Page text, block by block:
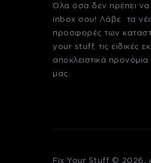
Όλα όσα δεν πρέπει να
inbox σου! Λάβε τα νέα
προσφορές των
your stuff, τις ειδικές
αποκλειστικά
μας.
Fix Your Stuff © 2026.